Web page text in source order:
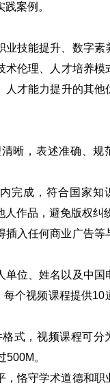
案例。
业技能提升、数字素
术伦理、人才培养模
人才能力提升的其他
晰，表述准确、规
完成，符合国家知
人作品，避免版权纠
插入任何商业广告等
单位、姓名以及中国
每个视频课程提供10
格式，视频课程可分
。
，恪守学术道德和职